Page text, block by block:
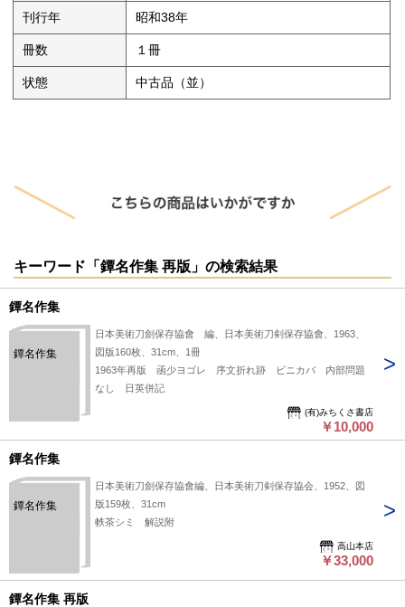
刊行年 昭和38年
冊数 １冊
状態 中古品（並）
キーワード「鐔名作集 再版」の検索結果
鐔名作集
鐔名作集
日本美術刀劍保存協會 編、日本美術刀剣保存協會、1963、
図版160枚、31cm、1冊
1963年再版 函少ヨゴレ 序文折れ跡 ビニカバ 内部問題
なし 日英併記
(有)みちくさ書店
￥10,000
鐔名作集
鐔名作集
日本美術刀劍保存協會編、日本美術刀剣保存協会、1952、図
版159枚、31cm
帙茶シミ 解説附
高山本店
￥33,000
鐔名作集 再版